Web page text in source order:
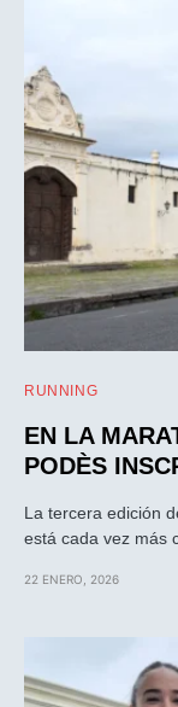
RUNNING
EN LA
PODÈS
La tercera edición
está cada vez más
22 ENERO, 2026